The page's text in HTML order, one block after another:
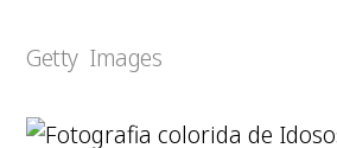
Getty Images